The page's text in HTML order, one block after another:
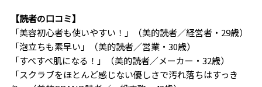
【読者の口コミ】
「美容初心者も使いやすい！」（美的読者／経営者・29歳）
「泡立ちも素早い」（美的読者／営業・30歳）
「すべすべ肌になる！」（美的読者／メーカー・32歳）
「スクラブをほとんど感じない優しさで汚れ落ちはすっき